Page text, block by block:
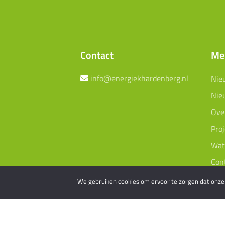
Contact
info@energiekhardenberg.nl
We gebruiken cookies om ervoor te zorgen dat